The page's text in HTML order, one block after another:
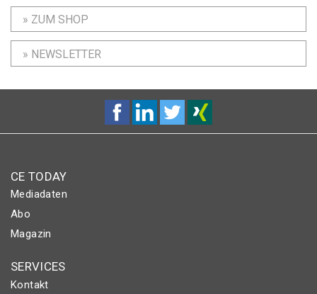
» ZUM SHOP
» NEWSLETTER
CE TODAY
Mediadaten
Abo
Magazin
SERVICES
Kontakt